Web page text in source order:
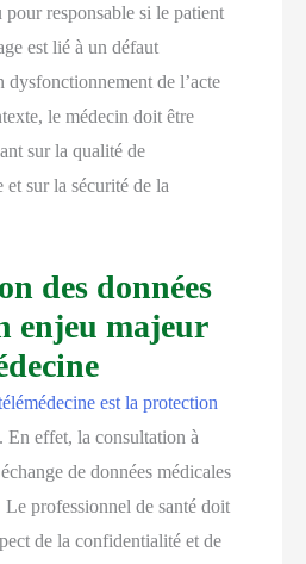
responsable si le patient
est lié à un défaut
dysfonctionnement de l’acte
le médecin doit être
sur la qualité de
sur la sécurité de la
des données
enjeu majeur
est la protection
. En effet, la consultation à
de données médicales
Le professionnel de santé doit
de la confidentialité et de